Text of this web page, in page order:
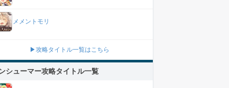
メメントモリ
▶攻略タイトル一覧はこちら
シューマー攻略タイトル一覧